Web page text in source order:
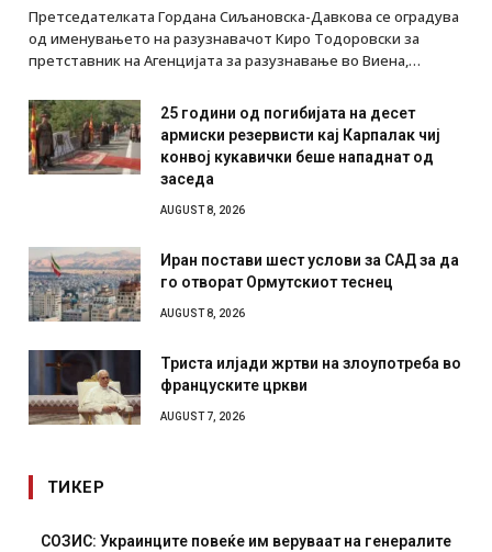
Претседателката Гордана Сиљановска-Давкова се оградува
од именувањето на разузнавачот Киро Тодоровски за
претставник на Агенцијата за разузнавање во Виена,…
25 години од погибијата на десет
армиски резервисти кај Карпалак чиј
конвој кукавички беше нападнат од
заседа
AUGUST 8, 2026
Иран постави шест услови за САД за да
го отворат Ормутскиот теснец
AUGUST 8, 2026
Триста илјади жртви на злоупотреба во
француските цркви
AUGUST 7, 2026
ТИКЕР
СОЗИС: Украинците повеќе им веруваат на генералите